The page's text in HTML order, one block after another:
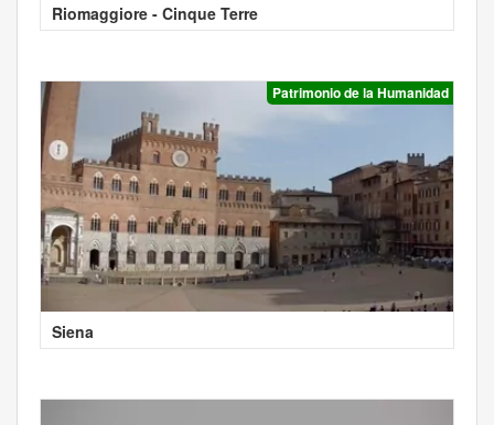
Riomaggiore - Cinque Terre
Patrimonio de la Humanidad
Siena